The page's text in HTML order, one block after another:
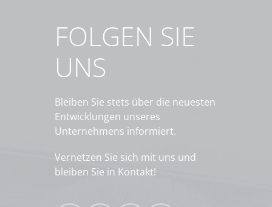
FOLGEN SIE
UNS
Bleiben Sie stets über die neuesten
Entwicklungen unseres
Unternehmens informiert.
Vernetzen Sie sich mit uns und
bleiben Sie in Kontakt!